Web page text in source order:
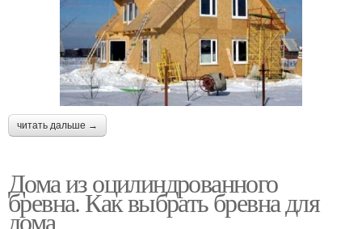
читать дальше →
Дома из оцилиндрованного
бревна. Как выбрать бревна для
дома